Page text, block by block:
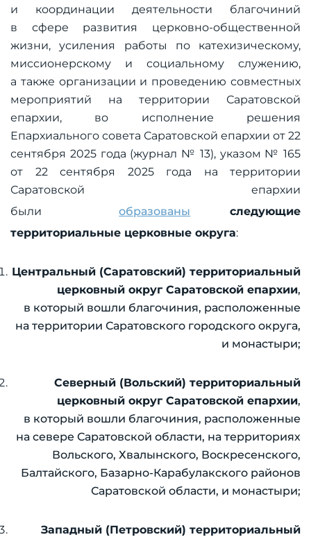
и координации деятельности благочиний
в сфере развития церковно-общественной
жизни, усиления работы по катехизическому,
миссионерскому и социальному служению,
а также организации и проведению совместных
мероприятий на территории Саратовской
епархии, во исполнение решения
Епархиального совета Саратовской епархии от 22
сентября 2025 года (журнал № 13), указом № 165
от 22 сентября 2025 года на территории
Саратовской епархии
былиобразованы следующие
территориальные церковные округа:
Центральный (Саратовский) территориальный
церковный округ Саратовской епархии,
в который вошли благочиния, расположенные
на территории Саратовского городского округа,
и монастыри;
Северный (Вольский) территориальный
церковный округ Саратовской епархии,
в который вошли благочиния, расположенные
на севере Саратовской области, на территориях
Вольского, Хвалынского, Воскресенского,
Балтайского, Базарно-Карабулакского районов
Саратовской области, и монастыри;
Западный (Петровский) территориальный